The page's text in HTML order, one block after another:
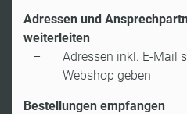
Adressen und
weiterleiten
Adressen inkl. E-Mail
Webshop geben
Bestellungen empfangen